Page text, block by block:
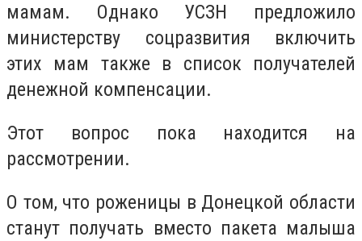
мамам. Однако УСЗН предложило
министерству соцразвития включить
этих мам также в список получателей
денежной компенсации.
Этот вопрос пока находится на
рассмотрении.
О том, что роженицы в Донецкой области
станут получать вместо пакета малыша